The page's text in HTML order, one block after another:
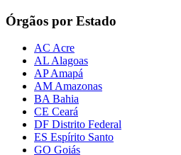
Órgãos por Estado
AC Acre
AL Alagoas
AP Amapá
AM Amazonas
BA Bahia
CE Ceará
DF Distrito Federal
ES Espírito Santo
GO Goiás